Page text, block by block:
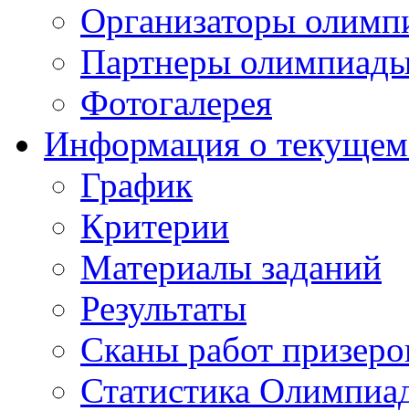
Организаторы
Партнеры
Фотогалерея
Информация о текущем
График
Критерии
Материалы заданий
Результаты
Сканы работ
Статистика